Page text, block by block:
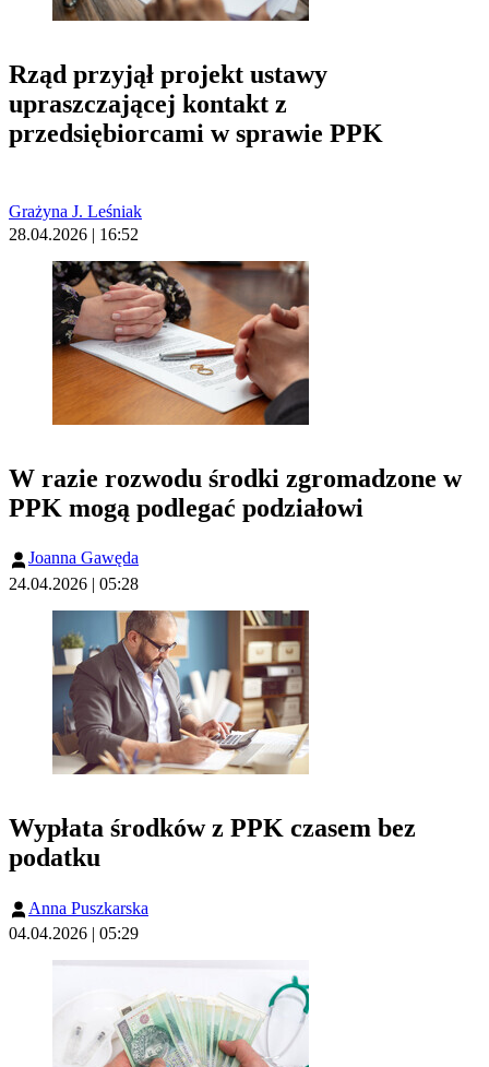
Rząd przyjął projekt ustawy
upraszczającej kontakt z
przedsiębiorcami w sprawie PPK
Grażyna J. Leśniak
28.04.2026 | 16:52
W razie rozwodu środki zgromadzone w
PPK mogą podlegać podziałowi
Joanna Gawęda
24.04.2026 | 05:28
Wypłata środków z PPK czasem bez
podatku
Anna Puszkarska
04.04.2026 | 05:29